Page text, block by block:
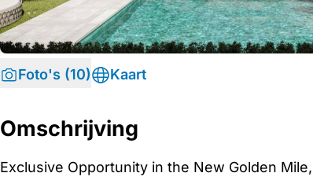
Foto's (10) Kaart
Omschrijving
Exclusive Opportunity in the New Golden